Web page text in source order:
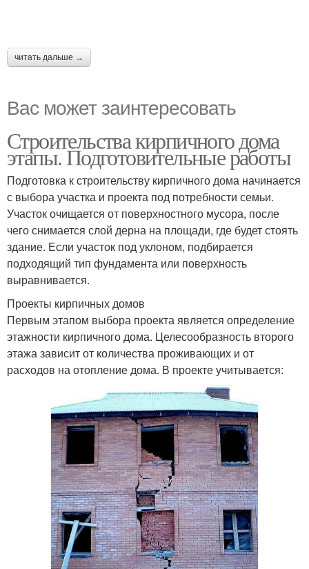
читать дальше →
Вас может заинтересовать
Строительства кирпичного дома
этапы. Подготовительные работы
Подготовка к строительству кирпичного дома начинается
с выбора участка и проекта под потребности семьи.
Участок очищается от поверхностного мусора, после
чего снимается слой дерна на площади, где будет стоять
здание. Если участок под уклоном, подбирается
подходящий тип фундамента или поверхность
выравнивается.
Проекты кирпичных домов
Первым этапом выбора проекта является определение
этажности кирпичного дома. Целесообразность второго
этажа зависит от количества проживающих и от
расходов на отопление дома. В проекте учитывается: